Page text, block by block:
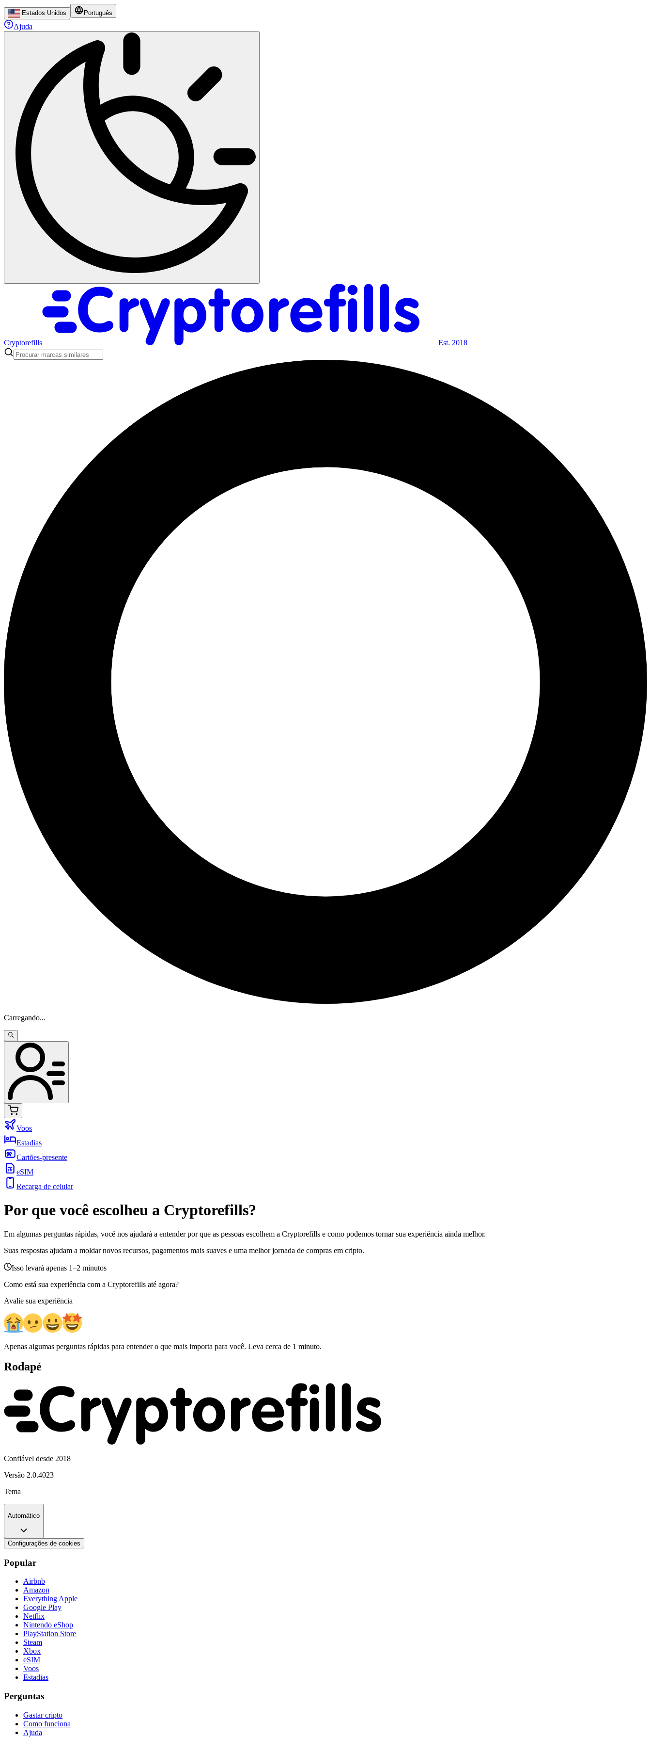
Estados Unidos Português
Ajuda
Cryptorefills Est. 2018
Carregando...
Voos
Estadias
Cartões-presente
eSIM
Recarga de celular
Por que você escolheu a Cryptorefills?
Em algumas perguntas rápidas, você nos ajudará a entender por que as pessoas escolhem a Cryptorefills e como podemos tornar sua experiência ainda melhor.
Suas respostas ajudam a moldar novos recursos, pagamentos mais suaves e uma melhor jornada de compras em cripto.
Isso levará apenas 1–2 minutos
Como está sua experiência com a Cryptorefills até agora?
Avalie sua experiência
Apenas algumas perguntas rápidas para entender o que mais importa para você. Leva cerca de 1 minuto.
Rodapé
Confiável desde 2018
Versão 2.0.4023
Tema
Automático
Configurações de cookies
Popular
Airbnb
Amazon
Everything Apple
Google Play
Netflix
Nintendo eShop
PlayStation Store
Steam
Xbox
eSIM
Voos
Estadias
Perguntas
Gastar cripto
Como funciona
Ajuda